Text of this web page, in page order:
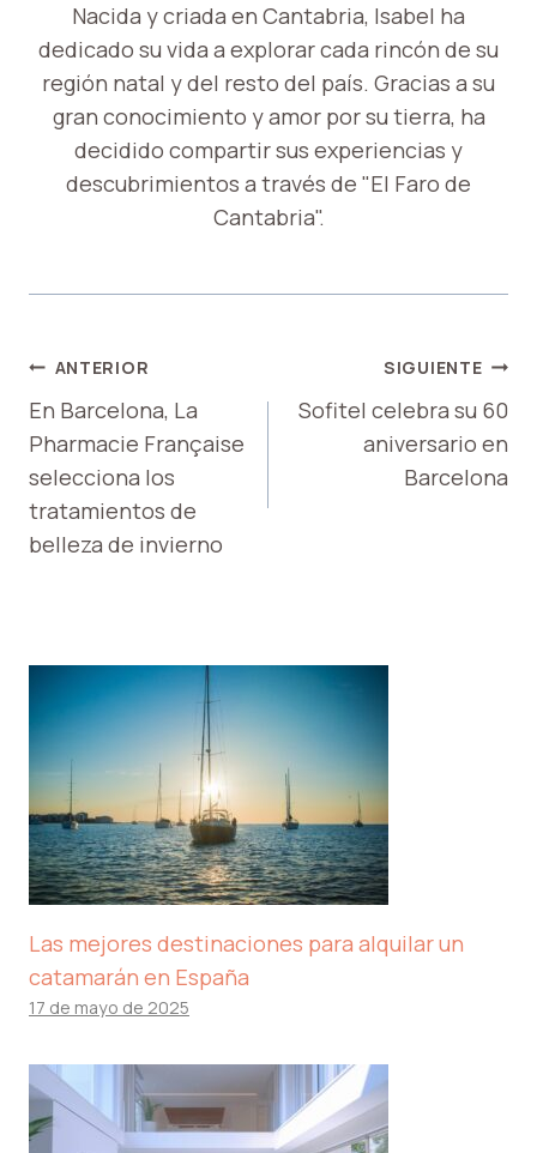
Nacida y criada en Cantabria, Isabel ha
dedicado su vida a explorar cada rincón de su
región natal y del resto del país. Gracias a su
gran conocimiento y amor por su tierra, ha
decidido compartir sus experiencias y
descubrimientos a través de "El Faro de
Cantabria".
NAVEGACIÓN
DE
ENTRADAS
ANTERIOR
En Barcelona, ​​La
Pharmacie Française
selecciona los
tratamientos de
belleza de invierno
SIGUIENTE
Sofitel celebra su 60
aniversario en
Barcelona
Las mejores destinaciones para alquilar un
catamarán en España
17 de mayo de 2025